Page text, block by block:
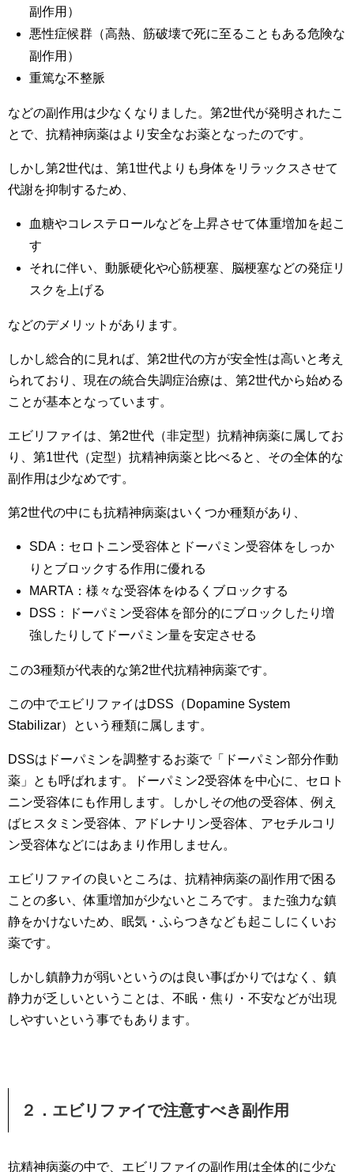
副作用）
悪性症候群（高熱、筋破壊で死に至ることもある危険な
副作用）
重篤な不整脈
などの副作用は少なくなりました。第2世代が発明されたこ
とで、抗精神病薬はより安全なお薬となったのです。
しかし第2世代は、第1世代よりも身体をリラックスさせて
代謝を抑制するため、
血糖やコレステロールなどを上昇させて体重増加を起こ
す
それに伴い、動脈硬化や心筋梗塞、脳梗塞などの発症リ
スクを上げる
などのデメリットがあります。
しかし総合的に見れば、第2世代の方が安全性は高いと考え
られており、現在の統合失調症治療は、第2世代から始める
ことが基本となっています。
エビリファイは、第2世代（非定型）抗精神病薬に属してお
り、第1世代（定型）抗精神病薬と比べると、その全体的な
副作用は少なめです。
第2世代の中にも抗精神病薬はいくつか種類があり、
SDA：セロトニン受容体とドーパミン受容体をしっか
りとブロックする作用に優れる
MARTA：様々な受容体をゆるくブロックする
DSS：ドーパミン受容体を部分的にブロックしたり増
強したりしてドーパミン量を安定させる
この3種類が代表的な第2世代抗精神病薬です。
この中でエビリファイはDSS（Dopamine System
Stabilizar）という種類に属します。
DSSはドーパミンを調整するお薬で「ドーパミン部分作動
薬」とも呼ばれます。ドーパミン2受容体を中心に、セロト
ニン受容体にも作用します。しかしその他の受容体、例え
ばヒスタミン受容体、アドレナリン受容体、アセチルコリ
ン受容体などにはあまり作用しません。
エビリファイの良いところは、抗精神病薬の副作用で困る
ことの多い、体重増加が少ないところです。また強力な鎮
静をかけないため、眠気・ふらつきなども起こしにくいお
薬です。
しかし鎮静力が弱いというのは良い事ばかりではなく、鎮
静力が乏しいということは、不眠・焦り・不安などが出現
しやすいという事でもあります。
２．エビリファイで注意すべき副作用
抗精神病薬の中で、エビリファイの副作用は全体的に少な